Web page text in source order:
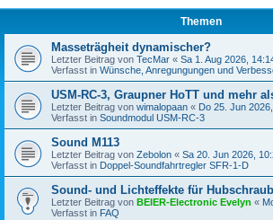
Themen
Masseträgheit dynamischer?
Letzter Beitrag von TecMar « Sa 1. Aug 2026,
Verfasst in Wünsche, Anregungungen und
USM-RC-3, Graupner HoTT und mehr
Letzter Beitrag von wimalopaan « Do 25. Jun
Verfasst in Soundmodul USM-RC-3
Sound M113
Letzter Beitrag von Zebolon « Sa 20. Jun 2026,
Verfasst in Doppel-Soundfahrtregler SFR-1-D
Sound- und Lichteffekte für
Letzter Beitrag von BEIER-Electronic Evelyn «
Verfasst in FAQ